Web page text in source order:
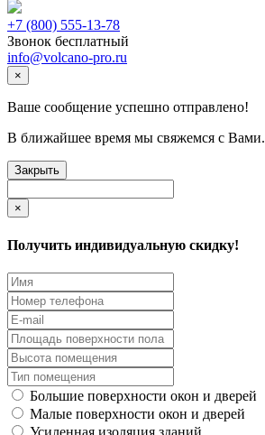
+7 (800) 555-13-78
Звонок бесплатный
info@volcano-pro.ru
×
Ваше сообщение успешно отправлено!
В ближайшее время мы свяжемся с Вами.
Закрыть
×
Получить индивидуальную скидку!
Большие поверхности окон и дверей
Малые поверхности окон и дверей
Усиленная изоляция зданий